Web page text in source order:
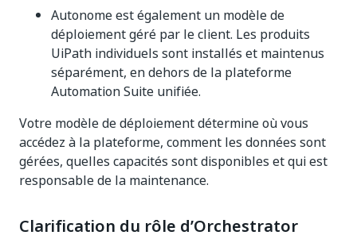
Autonome est également un modèle de
déploiement géré par le client. Les produits
UiPath individuels sont installés et maintenus
séparément, en dehors de la plateforme
Automation Suite unifiée.
Votre modèle de déploiement détermine où vous
accédez à la plateforme, comment les données sont
gérées, quelles capacités sont disponibles et qui est
responsable de la maintenance.
Clarification du rôle d’Orchestrator